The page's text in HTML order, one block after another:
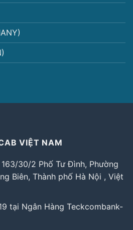
VIỆT NAM
30/2 Phố Tư Đình, Phường
Biên, Thành phố Hà Nội , Việt
tại Ngân Hàng Teckcombank-